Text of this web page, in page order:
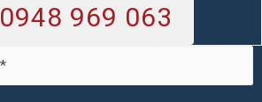
0948 969 063